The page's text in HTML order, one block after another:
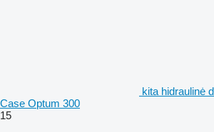
kita hidraulinė
Case Optum 300
15